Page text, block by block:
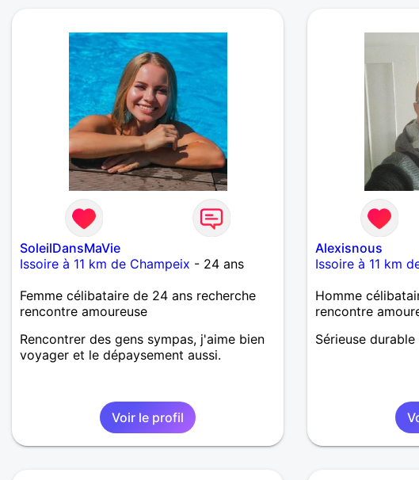
SoleilDansMaVie
Issoire à 11 km de Champeix - 24 ans
Femme célibataire de 24 ans recherche
rencontre amoureuse
Rencontrer des gens sympas, j'aime bien
voyager et le dépaysement aussi.
Voir le profil
Alexisnous
Issoire à 11 km
Homme
rencontre
Sérieuse